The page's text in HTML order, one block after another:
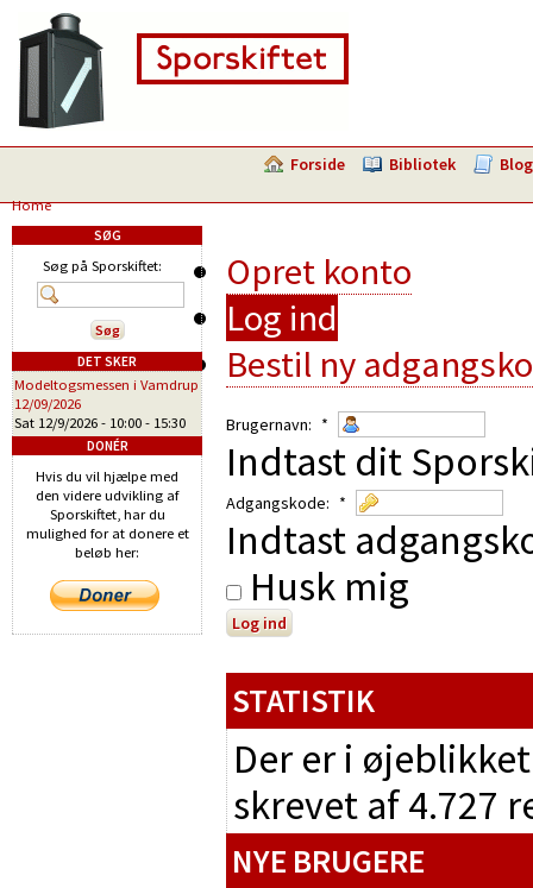
Forside Bibliotek Blog
Home
Opret konto
Log ind
Bestil ny
Brugernavn: *
Indtast dit
Adgangskode: *
Indtast
Husk mig
STATISTIK
Der er i
skrevet af 4.727
NYE BRUGERE
SØG
Søg på Sporskiftet:
DET SKER
Modeltogsmessen i Vamdrup
12/09/2026
Sat 12/9/2026 - 10:00 - 15:30
DONÉR
Hvis du vil hjælpe med
den videre udvikling af
Sporskiftet, har du
mulighed for at donere et
beløb her: